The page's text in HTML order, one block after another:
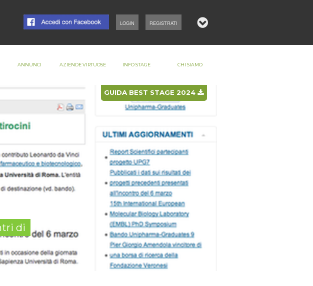
REGISTRATI
LOGIN
GUIDA BEST STAGE 2024
ANNUNCI AZIENDE VIRTUOSE INFO STAGE CHI SIAMO
di